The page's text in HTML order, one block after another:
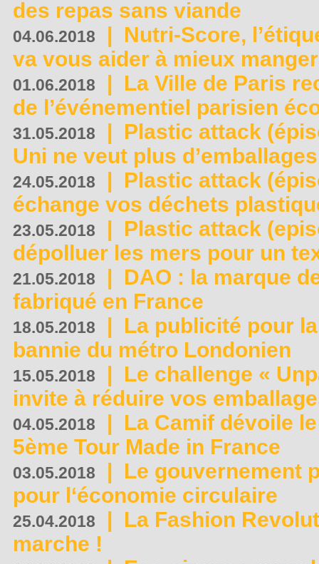
des repas sans viande
04.06.2018 | Nutri-Score,
va vous aider à mieux
01.06.2018 | La Ville de Paris
de l’événementiel parisien
31.05.2018 | Plastic attack
Uni ne veut plus
24.05.2018 | Plastic attack
échange vos déchets
23.05.2018 | Plastic attack
dépolluer les mers pour un
21.05.2018 | DAO : la marque
fabriqué en France
18.05.2018 | La publicité pour
bannie du métro Londonien
15.05.2018 | Le challenge «
invite à réduire vos
04.05.2018 | La Camif dévoile
5ème Tour Made in France
03.05.2018 | Le gouvernement
pour l‘économie circulaire
25.04.2018 | La Fashion
marche !